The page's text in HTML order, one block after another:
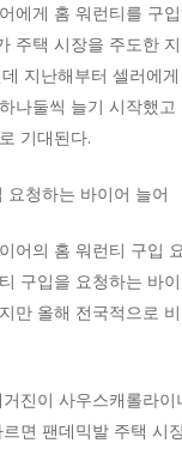
에게 홈 워런티를 구
주택 시장을 주도한
지난해부터 셀러에
나둘씩 늘기 시작했고
기대된다.
청하는 바이어 늘어
어의 홈 워런티 구입
구입을 요청하는 바
만 올해 전국적으로
진이 사우스캐롤라
면 팬데믹발 주택 시